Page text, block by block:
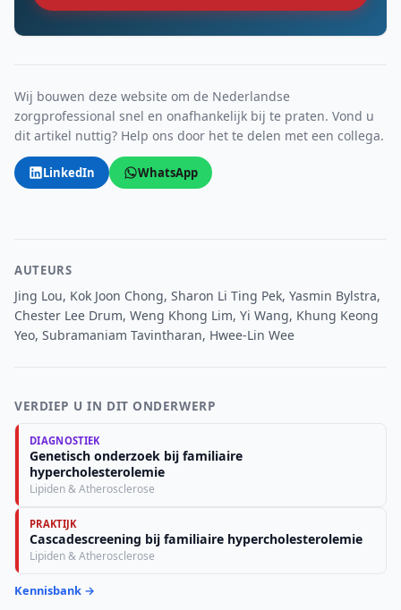
Wij bouwen deze website om de Nederlandse
zorgprofessional snel en onafhankelijk bij te praten. Vond u
dit artikel nuttig? Help ons door het te delen met een collega.
LinkedIn WhatsApp
AUTEURS
Jing Lou, Kok Joon Chong, Sharon Li Ting Pek, Yasmin Bylstra,
Chester Lee Drum, Weng Khong Lim, Yi Wang, Khung Keong
Yeo, Subramaniam Tavintharan, Hwee-Lin Wee
VERDIEP U IN DIT ONDERWERP
DIAGNOSTIEK
Genetisch onderzoek bij familiaire
hypercholesterolemie
Lipiden & Atherosclerose
PRAKTIJK
Cascadescreening bij familiaire hypercholesterolemie
Lipiden & Atherosclerose
Kennisbank →